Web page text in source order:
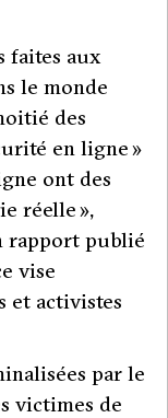
faites aux
le monde
des
en ligne »
ont des
réelle »,
rapport publié
vise
et activistes
par le
victimes de